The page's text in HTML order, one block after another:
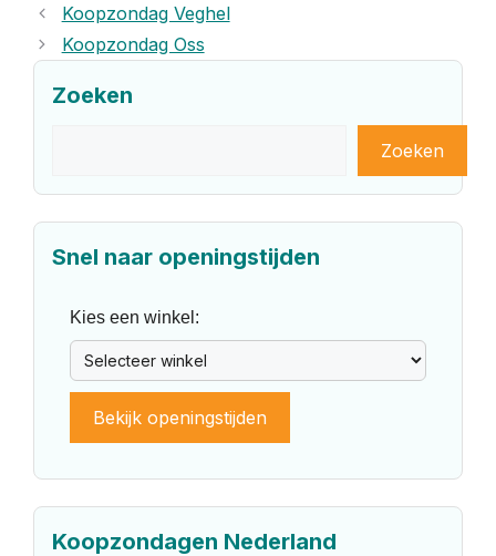
Koopzondag Veghel
Koopzondag Oss
Zoeken
Zoeken
Snel naar openingstijden
Kies een winkel:
Bekijk openingstijden
Koopzondagen Nederland